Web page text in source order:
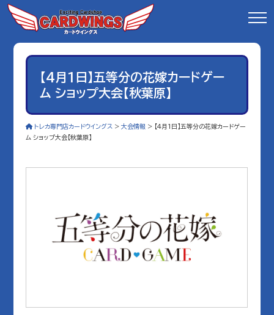
【4月1日】五等分の花嫁カードゲー
ム ショップ大会【秋葉原】
トレカ専門店カードウイングス >大会情報 > 【4月1日】五等分の花嫁カードゲー
ム ショップ大会【秋葉原】